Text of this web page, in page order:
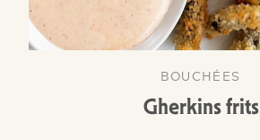
BOUCHÉES
Gherkins frits